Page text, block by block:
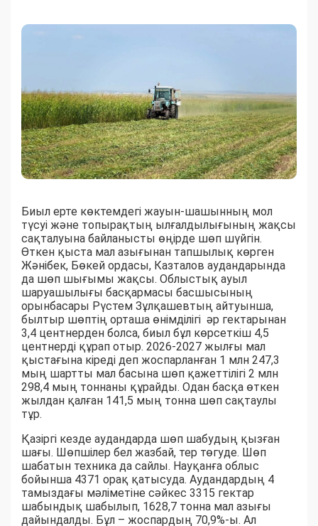
Биыл ерте көктемдегі жауын-шашынның мол
түсуі және топырақтың ылғалдылығының жақсы
сақталуына байланысты өңірде шөп шүйгін.
Өткен қыста мал азығынан тапшылық көрген
Жәнібек, Бөкей ордасы, Казталов аудандарында
да шөп шығымы жақсы. Облыстық ауыл
шаруашылығы басқармасы басшысының
орынбасары Рүстем Зұлқашевтың айтуынша,
былтыр шөптің орташа өнімділігі әр гектарынан
3,4 центнерден болса, биыл бұл көрсеткіш 4,5
центнерді құрап отыр. 2026-2027 жылғы мал
қыстағына кіреді деп жоспарланған 1 млн 247,3
мың шартты мал басына шөп қажеттілігі 2 млн
298,4 мың тоннаны құрайды. Одан басқа өткен
жылдан қалған 141,5 мың тонна шөп сақтаулы
тұр.
Қазіргі кезде аудандарда шөп шабудың қызған
шағы. Шөпшілер бел жазбай, тер төгуде. Шөп
шабатын техника да сайлы. Науқанға облыс
бойынша 4371 орақ қатысуда. Аудандардың 4
тамыздағы мәліметіне сәйкес 3315 гектар
шабындық шабылып, 1628,7 тонна мал азығы
дайындалды. Бұл – жоспардың 70,9%-ы. Ал